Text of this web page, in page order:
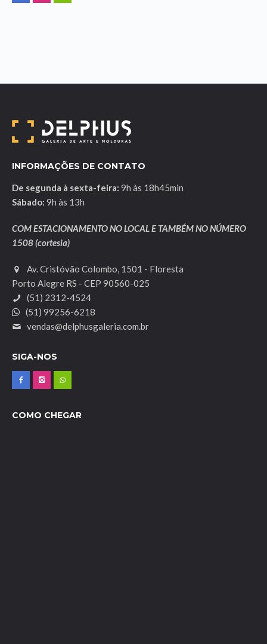
INFORMAÇÕES DE CONTATO
De segunda à sexta-feira: 9h às 18h45min
Sábado: 9h às 13h
COM ESTACIONAMENTO NO LOCAL E TAMBÉM NO NÚMERO
1508 (cortesia)
Av. Cristóvão Colombo, 1501 - Floresta
Porto Alegre RS - CEP 90560-025
(51) 2312-4524
(51) 99256-6218
vendas@delphusgaleria.com.br
SIGA-NOS
COMO CHEGAR